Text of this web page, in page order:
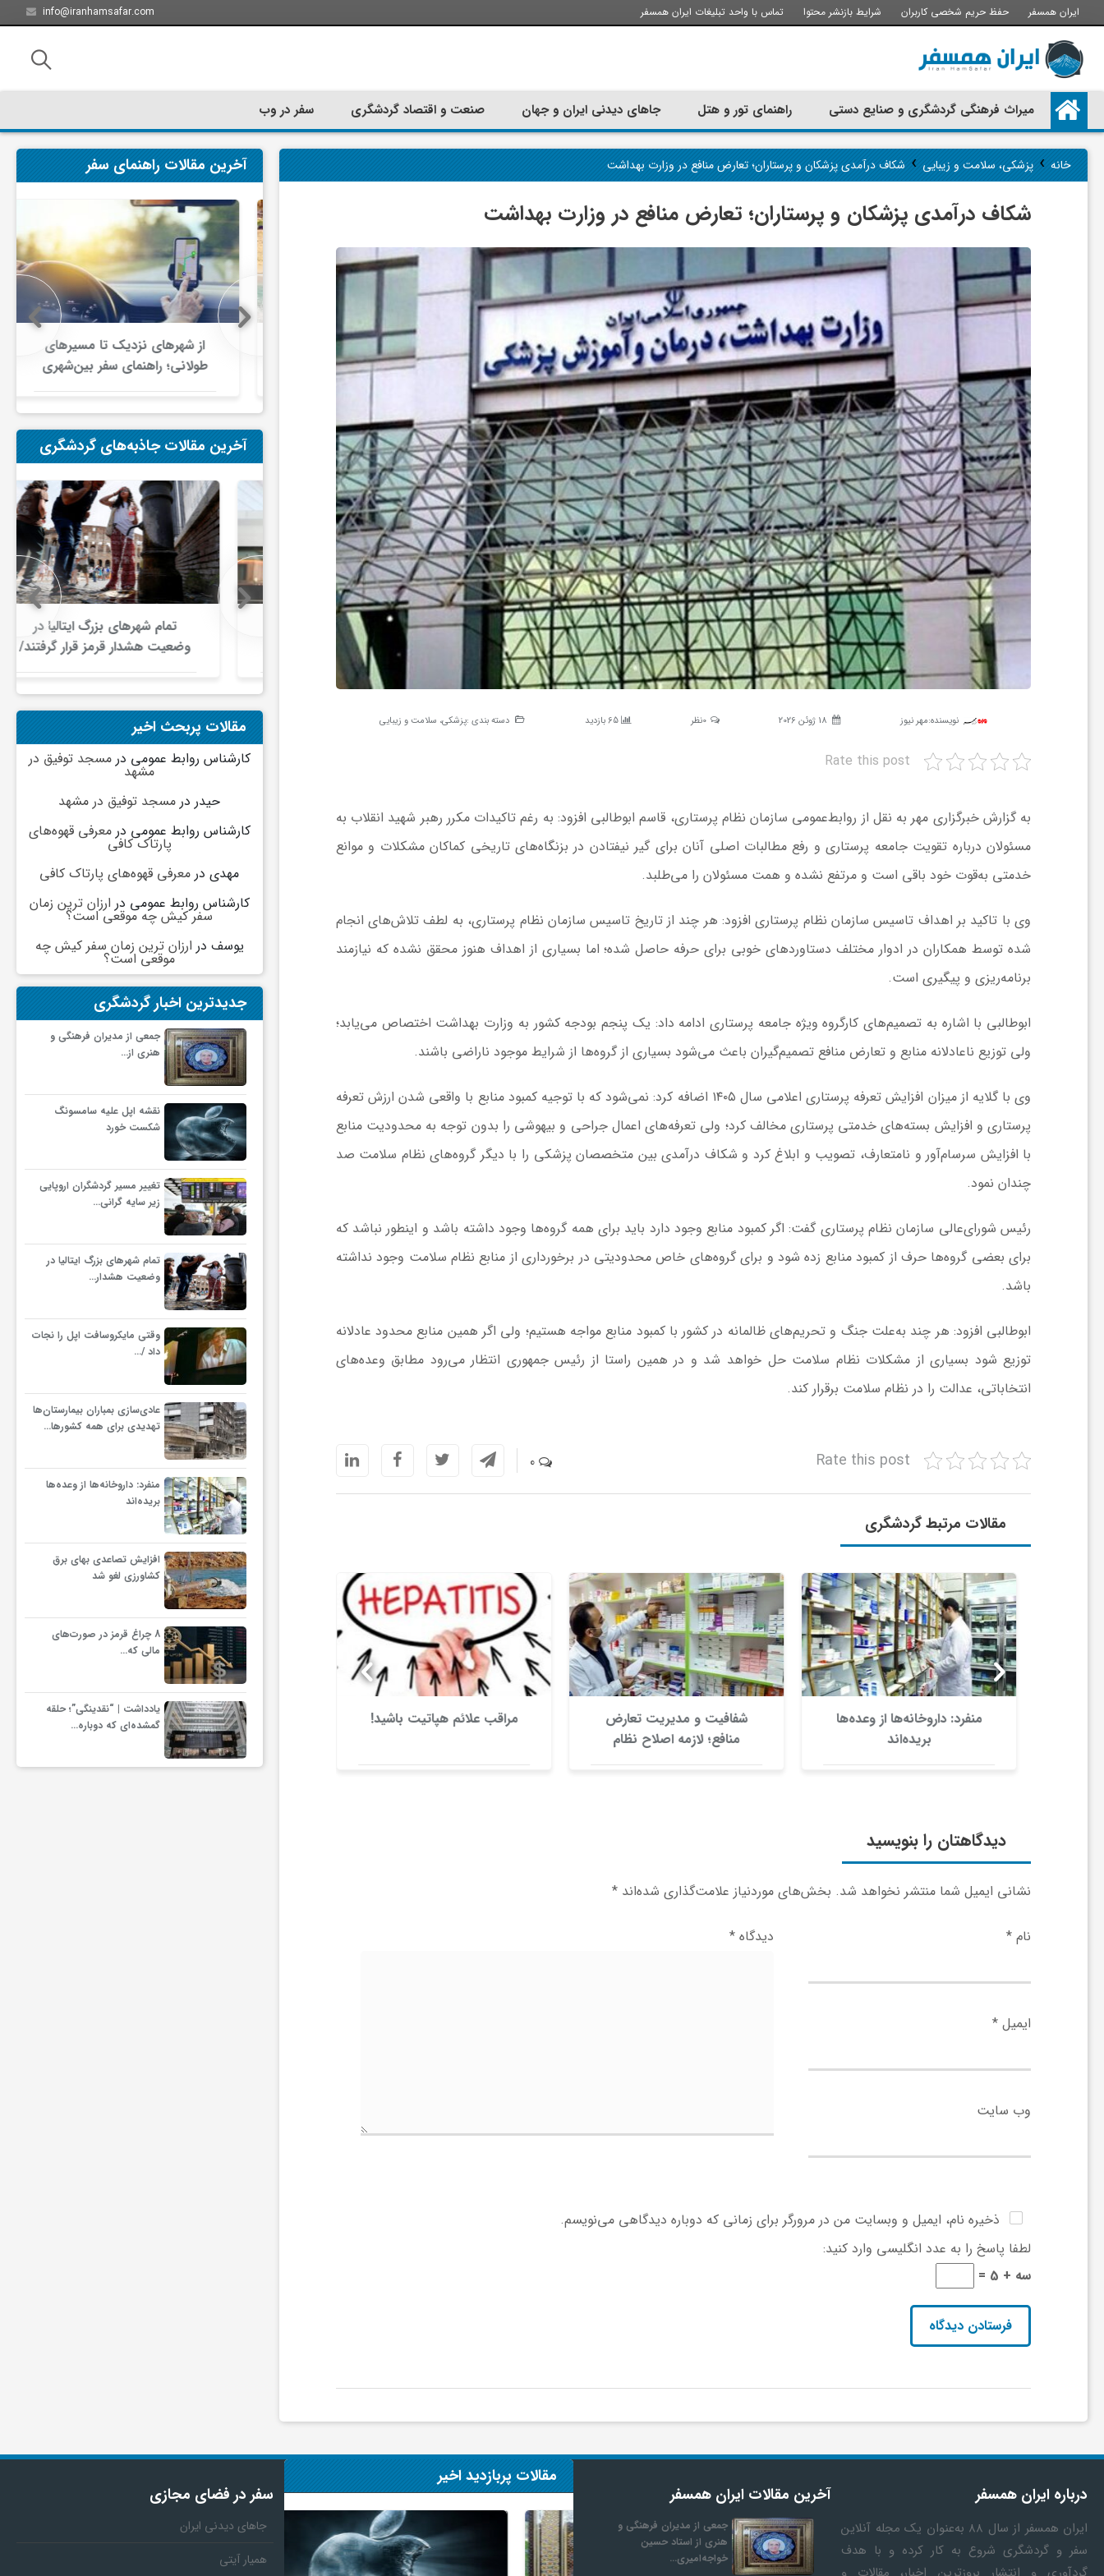
ایران همسفر حفظ حریم شخصی کاربران شرایط بازنشر محتوا تماس با واحد تبلیغات ایران همسفر info@iranhamsafar.com
م
ی
ی
میراث فرهنگی گردشگری و صنایع دستی راهنمای تور و هتل جاهای دیدنی ایران و جهان صنعت و اقتصاد گردشگری سفر در وب
خانه›پزشکی، سلامت و زیبایی›شکاف درآمدی پزشکان و پرستاران؛ تعارض منافع در وزارت بهداشت
شکاف درآمدی پزشکان و پرستاران؛ تعارض منافع در وزارت بهداشت
نویسنده:مهر نیوز 18 ژوئن 2026 0نظر 65 بازدید دسته بندی :پزشکی، سلامت و زیبایی
Rate this post
به‌ گزارش خبرگزاری مهر به نقل از روابط‌عمومی سازمان نظام پرستاری، قاسم ابوطالبی افزود: به‌ رغم تاکیدات مکرر رهبر شهید انقلاب به
مسئولان درباره تقویت جامعه پرستاری و رفع مطالبات اصلی آنان برای گیر نیفتادن در بزنگاه‌های تاریخی کماکان مشکلات و موانع
خدمتی به‌قوت خود باقی است و مرتفع نشده و همت مسئولان را می‌طلبد.
وی با تاکید بر اهداف تاسیس سازمان نظام پرستاری افزود: هر چند از تاریخ تاسیس سازمان نظام پرستاری، به لطف تلاش‌های انجام
شده توسط همکاران در ادوار مختلف دستاوردهای خوبی برای حرفه حاصل شده؛ اما بسیاری از اهداف هنوز محقق نشده که نیازمند
برنامه‌ریزی و پیگیری است.
ابوطالبی با اشاره به تصمیم‌های کارگروه ویژه جامعه پرستاری ادامه داد: یک پنجم بودجه کشور به وزارت بهداشت اختصاص می‌یابد؛
ولی توزیع ناعادلانه منابع و تعارض منافع تصمیم‌گیران باعث می‌شود بسیاری از گروه‌ها از شرایط موجود ناراضی باشند.
وی با گلایه از میزان افزایش تعرفه پرستاری اعلامی سال ۱۴۰۵ اضافه کرد: نمی‌شود که با توجیه کمبود منابع با واقعی شدن ارزش تعرفه
پرستاری و افزایش بسته‌های خدمتی پرستاری مخالف کرد؛ ولی تعرفه‌های اعمال جراحی و بیهوشی را بدون توجه به محدودیت منابع
با افزایش سرسام‌آور و نامتعارف، تصویب و ابلاغ کرد و شکاف درآمدی بین متخصصان پزشکی را با دیگر گروه‌های نظام سلامت صد
چندان نمود.
رئیس شورای‌عالی سازمان نظام پرستاری گفت: اگر کمبود منابع وجود دارد باید برای همه گروه‌ها وجود داشته باشد و اینطور نباشد که
برای بعضی گروه‌ها حرف از کمبود منابع زده شود و برای گروه‌های خاص محدودیتی در برخورداری از منابع نظام سلامت وجود نداشته
باشد.
ابوطالبی افزود: هر چند به‌علت جنگ و تحریم‌های ظالمانه در کشور با کمبود منابع مواجه هستیم؛ ولی اگر همین منابع محدود عادلانه
توزیع شود بسیاری از مشکلات نظام سلامت حل خواهد شد و در همین راستا از رئیس جمهوری انتظار می‌رود مطابق وعده‌های
انتخاباتی، عدالت را در نظام سلامت برقرار کند.
Rate this post
0
مقالات مرتبط گردشگری
منفرد: داروخانه‌ها از وعده‌ها
بریده‌اند
شفافیت و مدیریت تعارض
منافع؛ لازمه اصلاح نظام
دارویی
مراقب علائم هپاتیت باشید!
اسامی ژل‌های غیر مجاز
شستشوی پوست منتشر شد
دیدگاهتان را بنویسید
نشانی ایمیل شما منتشر نخواهد شد. بخش‌های موردنیاز علامت‌گذاری شده‌اند *
دیدگاه* نام *
ایمیل *
وب‌ سایت
ذخیره نام، ایمیل و وبسایت من در مرورگر برای زمانی که دوباره دیدگاهی می‌نویسم.
لطفا پاسخ را به عدد انگلیسی وارد کنید:
سه + 5 =
آخرین مقالات راهنمای سفر
تجربه سفر با اتوبوس به استانبول؛
راهنمای سفرکامل
ارزان ترین زمان سفر کیش چه
موقعی است؟
از شهرهای نزدیک تا مسیرهای
طولانی؛ راهنمای سفر بین‌شهری
در ایران
آخرین مقالات جاذبه‌های گردشگری
سرمایه‌گذاری جهانی در گردشگری
از مرز یک تریلیون دلار گذشت/
WTTC: آینده صنعت سفر با
شتاب سرمایه‌گذاری جهانی
تغییر مسیر گردشگران اروپایی زیر
سایه گرانی سوخت جت/ اختلال
گسترده در مسیرهای هوایی
تمام شهرهای بزرگ ایتالیا در
وضعیت هشدار قرمز قرار گرفتند/
موج گرمای بی‌سابقه، گردشگری و
قرار داد
مقالات پربحث اخیر
کارشناس روابط عمومی درمسجد توفیق در
مشهد
حیدردر مسجد توفیق در مشهد
کارشناس روابط عمومی درمعرفی قهوه‌های
پارتاک کافی
مهدیدر معرفی قهوه‌های پارتاک کافی
کارشناس روابط عمومی در ارزان ترین زمان
سفر کیش چه موقعی است؟
یوسف در ارزان ترین زمان سفر کیش چه
موقعی است؟
جدیدترین اخبار گردشگری
جمعی از مدیران فرهنگی و
هنری از…
نقشه اپل علیه سامسونگ
شکست خورد
تغییر مسیر گردشگران اروپایی
زیر سایه گرانی…
تمام شهرهای بزرگ ایتالیا در
وضعیت هشدار…
وقتی مایکروسافت اپل را نجات
داد /…
عادی‌سازی بمباران بیمارستان‌ها
تهدیدی برای همه کشورها…
منفرد: داروخانه‌ها از وعده‌ها
بریده‌اند
افزایش تصاعدی بهای برق
کشاورزی لغو شد
8 چراغ قرمز در صورت‌های
مالی که…
یادداشت | “نقدینگی”؛ حلقه
گمشده‌ای که دوباره…
درباره ایران همسفر
ایران همسفر
از سال ۸۸ به‎‌عنوان یک مجله آنلاین
سفر و گردشگری شروع به کار کرده و با هدف
آخرین مقالات ایران همسفر
جمعی از مدیران فرهنگی و
هنری از استاد حسین
خواجه‌امیری…
مقالات پربازدید اخیر
سفر در فضای مجازی
جاهای دیدنی ایران
همیار آیتی